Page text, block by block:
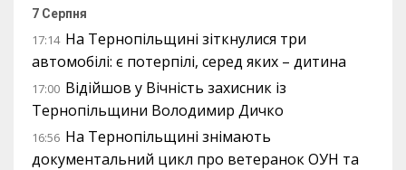
7 Серпня
17:14 На Тернопільщині зіткнулися три
автомобілі: є потерпілі, серед яких – дитина
17:00 Відійшов у Вічність захисник із
Тернопільщини Володимир Дичко
16:56 На Тернопільщині знімають
документальний цикл про ветеранок ОУН та